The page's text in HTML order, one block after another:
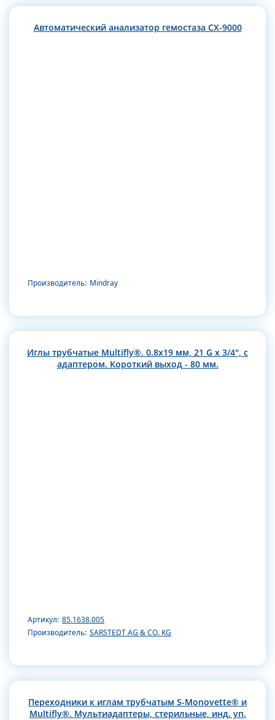
Автоматический анализатор гемостаза CX-9000
Производитель: Mindray
Иглы трубчатые Multifly®. 0.8х19 мм, 21 G x 3/4", с
адаптером. Короткий выход - 80 мм.
Артикул: 85.1638.005
Производитель: SARSTEDT AG & CO. KG
Переходники к иглам трубчатым S-Monovette® и
Multifly®. Мультиадаптеры, стерильные, инд. уп.